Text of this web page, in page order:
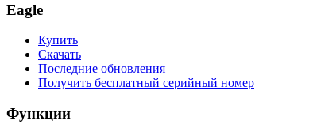
Eagle
Купить
Скачать
Последние обновления
Получить бесплатный серийный номер
Функции